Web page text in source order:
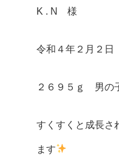
K . N 様
令和４年２月２
２６９５ｇ 男の
すくすくと成長さ
ます